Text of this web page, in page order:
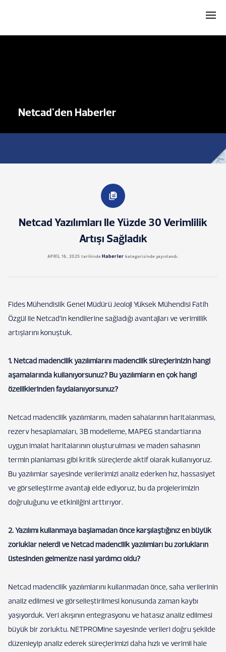
Netcad'den Haberler
Netcad Yazılımları Ile Yüzde 30 Verimlilik
Artışı Sağladık
APRIL 16, 2025 tarihinde Haberler kategorisinde yayınlandı.
Fides Mühendislik Genel Müdürü Jeoloji Yüksek Mühendisi Fatih
Özgül ile Netcad’in kendilerine sağladığı avantajları ve verimlilik
artışlarını konuştuk.
1. Netcad madencilik yazılımlarını madencilik süreçlerinizin hangi
aşamalarında kullanıyorsunuz? Bu yazılımların en çok hangi
özelliklerinden faydalanıyorsunuz?
Netcad madencilik yazılımlarını, maden sahalarının haritalanması,
rezerv hesaplamaları, 3B modelleme, MAPEG standartlarına
uygun imalat haritalarının oluşturulması ve maden sahasının
termin planlaması gibi kritik süreçlerde aktif olarak kullanıyoruz.
Bu yazılımlar sayesinde verilerimizi analiz ederken hız, hassasiyet
ve görselleştirme avantajı elde ediyoruz, bu da projelerimizin
doğruluğunu ve etkinliğini arttırıyor.
2. Yazılımı kullanmaya başlamadan önce karşılaştığınız en büyük
zorluklar nelerdi ve Netcad madencilik yazılımları bu zorlukların
üstesinden gelmenize nasıl yardımcı oldu?
Netcad madencilik yazılımlarını kullanmadan önce, saha verilerinin
analiz edilmesi ve görselleştirilmesi konusunda zaman kaybı
yaşıyorduk. Veri akışının entegrasyonu ve hatasız analiz edilmesi
büyük bir zorluktu. NETPROMine sayesinde verileri doğru şekilde
düzenleyip analiz ederek süreçlerimizi daha hızlı ve verimli hale